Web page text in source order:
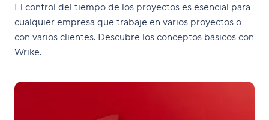
El control del tiempo de los proyectos es esencial para
cualquier empresa que trabaje en varios proyectos o
con varios clientes. Descubre los conceptos básicos con
Wrike.